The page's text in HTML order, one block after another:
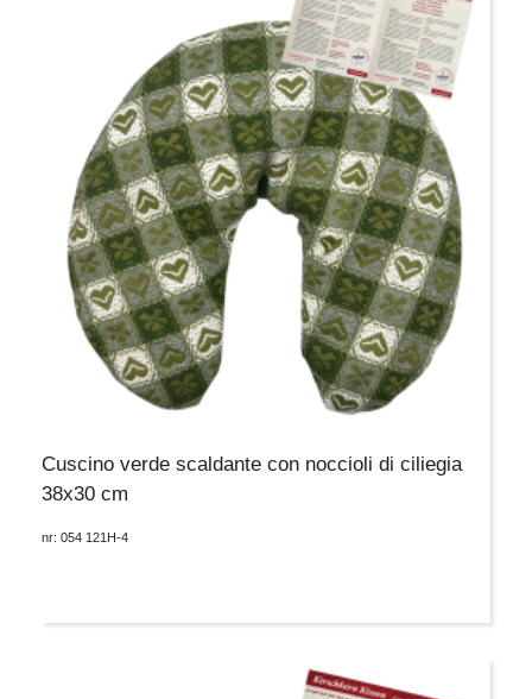
Cuscino verde scaldante con noccioli di ciliegia
38x30 cm
nr: 054 121H-4